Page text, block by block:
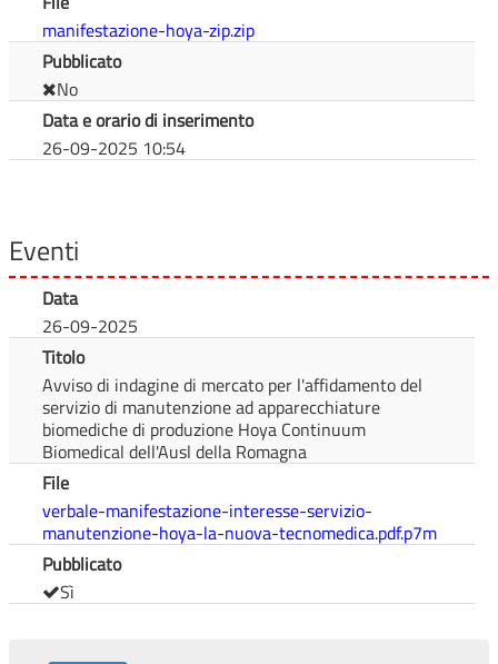
manifestazione-hoya-zip.zip
Pubblicato
No
Data e orario di inserimento
26-09-2025 10:54
Eventi
Data
26-09-2025
Titolo
Avviso di indagine di mercato per l'affidamento del
servizio di manutenzione ad apparecchiature
biomediche di produzione Hoya Continuum
Biomedical dell'Ausl della Romagna
File
verbale-manifestazione-interesse-servizio-
manutenzione-hoya-la-nuova-tecnomedica.pdf.p7m
Pubblicato
Sì